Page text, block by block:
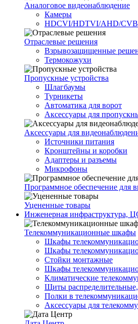
Аналоговое видеонаблюдение
Камеры
HDCVI/HDTVI/AHD/
Отраслевые решения
Взрывозащищенные
Термокожухи
Пропускные устройства
Шлагбаумы
Турникеты
Автоматика для ворот
Аксессуары для
Аксессуары для
Источники питания
Кронштейны и коробки
Адаптеры и разъемы
Микрофоны
Программное обеспечение для
Уцененные товары
Инженерная инфраструктура,
Телекоммуникационные шкафы
Шкафы
Шкафы
Стойки монтажные
Шкафы
Климатические
Щиты распределительные,
Полки в
Аксессуары для